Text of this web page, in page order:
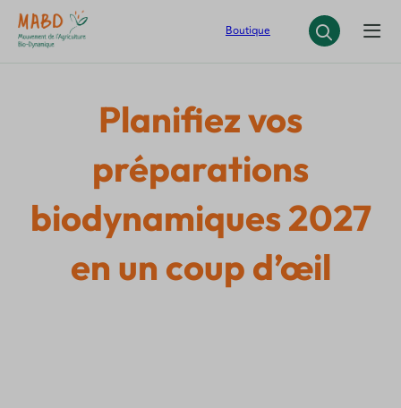
Panneau de gestion des cookies
Boutique
Planifiez vos
préparations
biodynamiques 2027
en un coup d’œil